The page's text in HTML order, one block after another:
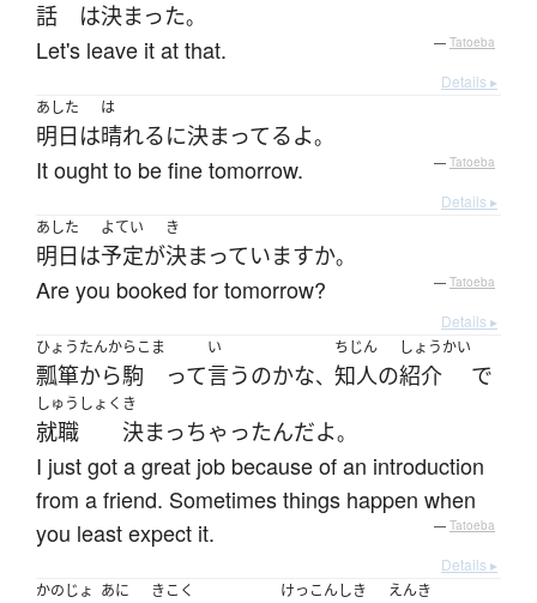
話 は決まった。
Let's leave it at that. — Tatoeba
Details ▸
あした
明日 は
は
晴れるに決まってるよ。
It ought to be fine tomorrow. — Tatoeba
Details ▸
あした
明日 は
よてい
予定が
き
決まっていますか。
Are you booked for tomorrow? — Tatoeba
Details ▸
ひょうたんからこま
瓢箪から駒 って
い
言うのかな、
ちじん
知人の
しょうかい
紹介 で
しゅうしょく
就職
き
決まっちゃったんだよ。
I just got a great job because of an introduction
from a friend. Sometimes things happen when
you least expect it.
— Tatoeba
Details ▸
かのじょ あに きこく けっこんしき えんき